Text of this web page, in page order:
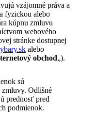
vzájomné práva a
fyzickou alebo
kúpnu zmluvu
webového
stránke dostupnej
alebo
obchod„).
sú
Odlišné
prednosť pred
podmienok.